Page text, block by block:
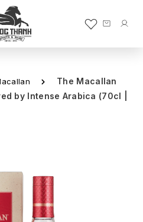
The Macallan
by Intense Arabica (70cl |